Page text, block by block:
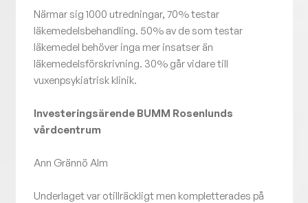
Närmar sig 1000 utredningar, 70% testar
läkemedelsbehandling. 50% av de som testar
läkemedel behöver inga mer insatser än
läkemedelsförskrivning. 30% går vidare till
vuxenpsykiatrisk klinik.
Investeringsärende BUMM Rosenlunds
vårdcentrum
Ann Grännö Alm
Underlaget var otillräckligt men kompletterades på